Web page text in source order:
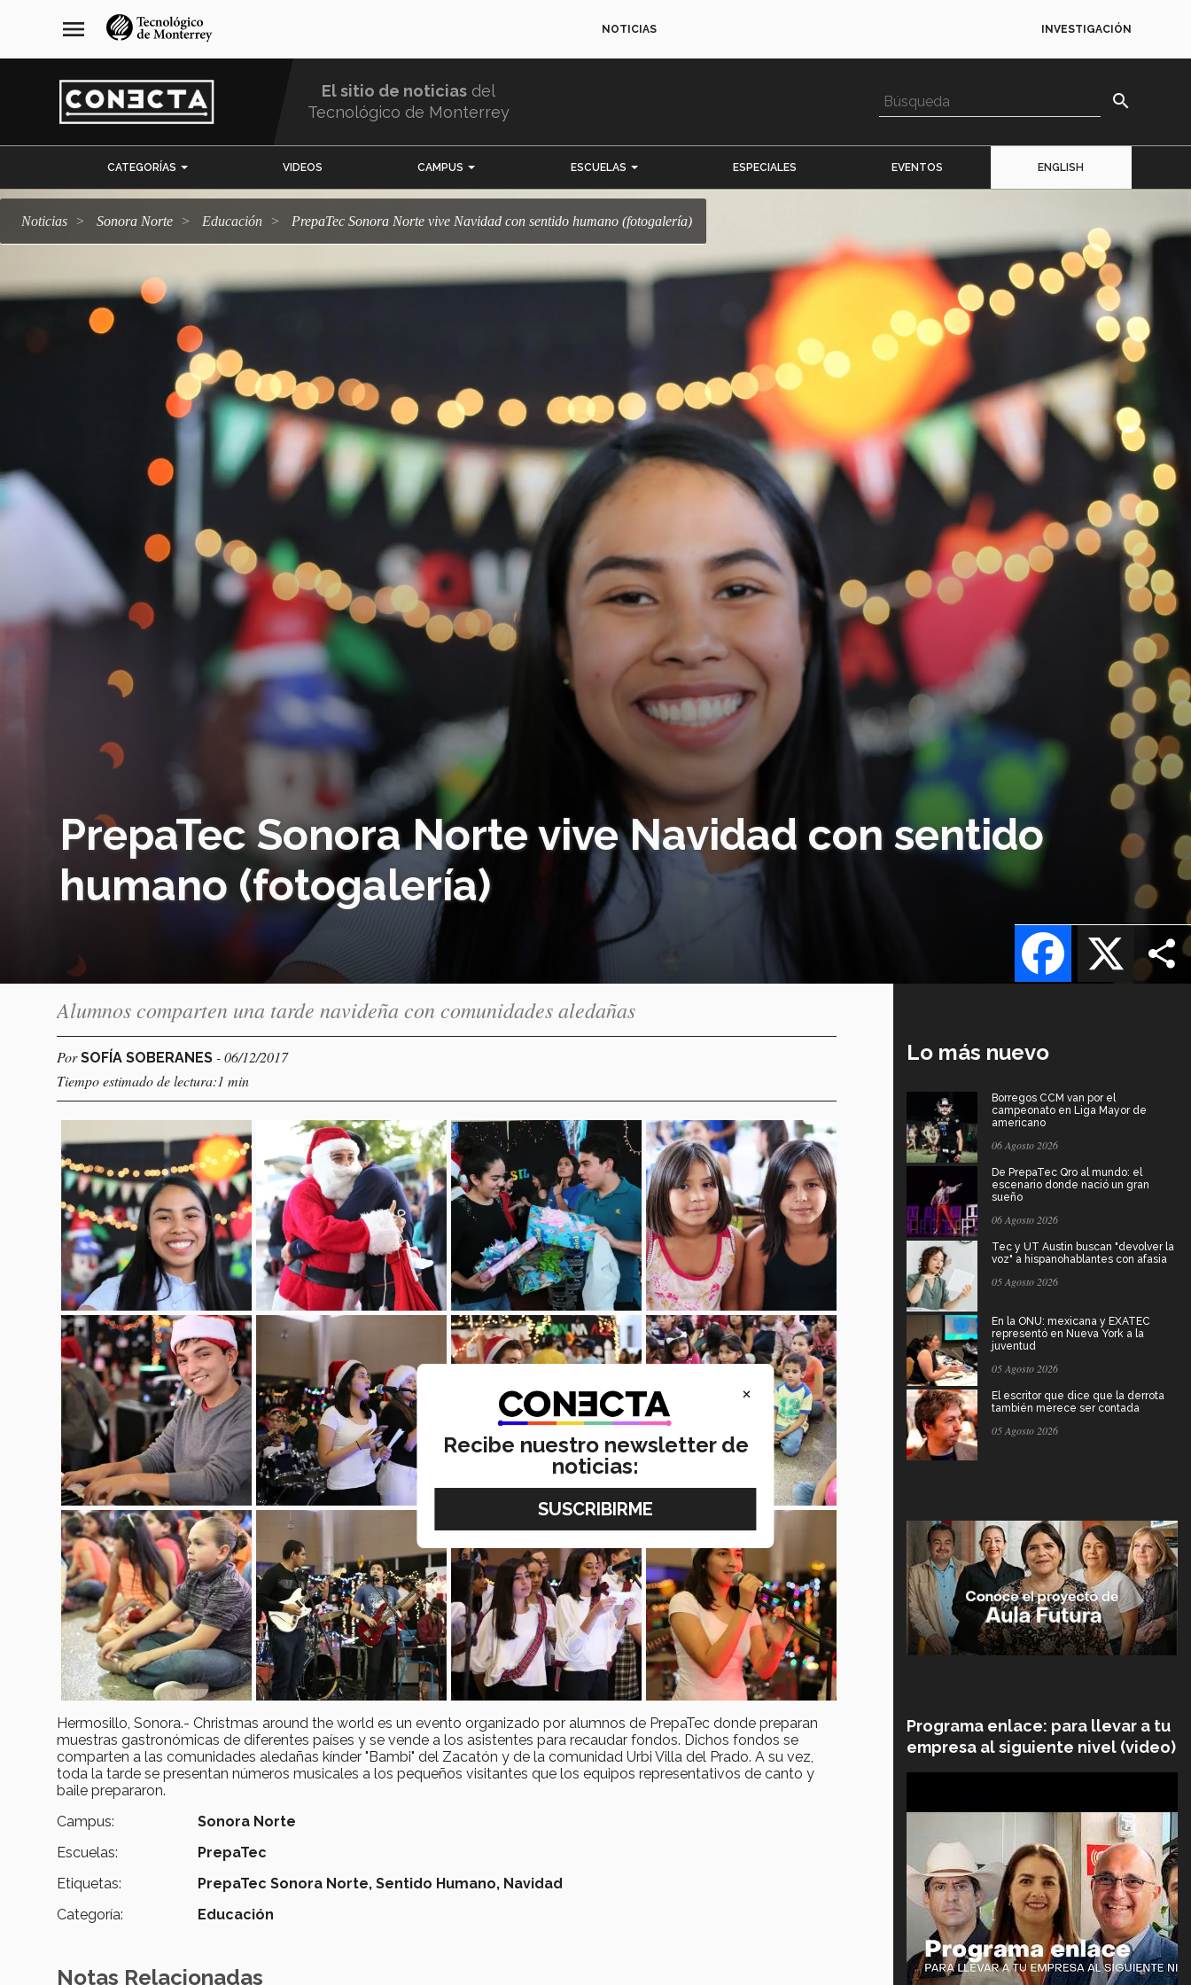
navegación
principal
menu NOTICIAS INVESTIGACIÓN
El sitio de noticias del
Tecnológico de Monterrey
search
CATEGORÍAS VIDEOS CAMPUS ESCUELAS ESPECIALES EVENTOS ENGLISH
Noticias Sonora Norte Educación PrepaTec Sonora Norte vive Navidad con sentido humano (fotogalería)
PrepaTec Sonora Norte vive Navidad con sentido
humano (fotogalería)
X
Facebook
Alumnos comparten una tarde navideña con comunidades aledañas
PorSOFÍA SOBERANES - 06/12/2017
Tiempo estimado de lectura:1 min
Hermosillo, Sonora.- Christmas around the world es un evento organizado por alumnos de PrepaTec donde preparan
muestras gastronómicas de diferentes países y se vende a los asistentes para recaudar fondos. Dichos fondos se
comparten a las comunidades aledañas kínder "Bambi" del Zacatón y de la comunidad Urbi Villa del Prado. A su vez,
toda la tarde se presentan números musicales a los pequeños visitantes que los equipos representativos de canto y
baile prepararon.
Campus:
Sonora Norte
Escuelas:
PrepaTec
Etiquetas:
PrepaTec Sonora Norte, Sentido Humano, Navidad
Categoría:
Educación
Notas Relacionadas
Lo más nuevo
Borregos CCM van por el
campeonato en Liga Mayor de
americano
06 Agosto 2026
De PrepaTec Qro al mundo: el
escenario donde nació un gran
sueño
06 Agosto 2026
Tec y UT Austin buscan "devolver la
voz" a hispanohablantes con afasia
05 Agosto 2026
En la ONU: mexicana y EXATEC
representó en Nueva York a la
juventud
05 Agosto 2026
El escritor que dice que la derrota
también merece ser contada
05 Agosto 2026
Programa enlace: para llevar a tu
empresa al siguiente nivel (video)
×
Recibe nuestro newsletter de
noticias: